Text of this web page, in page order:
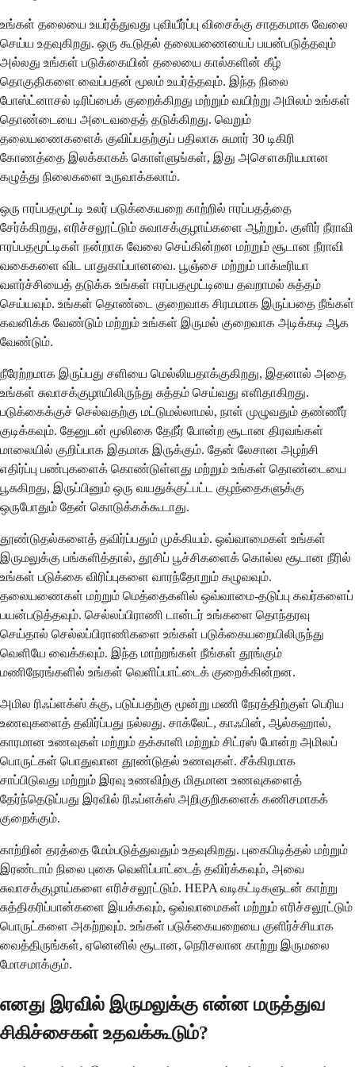
உங்கள் தலையை உயர்த்துவது புவியீர்ப்பு விசைக்கு சாதகமாக வேலை
செய்ய உதவுகிறது. ஒரு கூடுதல் தலையணையைப் பயன்படுத்தவும்
அல்லது உங்கள் படுக்கையின் தலையை கால்களின் கீழ்
தொகுதிகளை வைப்பதன் மூலம் உயர்த்தவும். இந்த நிலை
போஸ்ட்னாசல் டிரிப்பைக் குறைக்கிறது மற்றும் வயிற்று அமிலம் உங்கள்
தொண்டையை அடைவதைத் தடுக்கிறது. வெறும்
தலையணைகளைக் குவிப்பதற்குப் பதிலாக சுமார் 30 டிகிரி
கோணத்தை இலக்காகக் கொள்ளுங்கள், இது அசௌகரியமான
கழுத்து நிலைகளை உருவாக்கலாம்.
ஒரு ஈரப்பதமூட்டி உலர் படுக்கையறை காற்றில் ஈரப்பதத்தை
சேர்க்கிறது, எரிச்சலூட்டும் சுவாசக்குழாய்களை ஆற்றும். குளிர் நீராவி
ஈரப்பதமூட்டிகள் நன்றாக வேலை செய்கின்றன மற்றும் சூடான நீராவி
வகைகளை விட பாதுகாப்பானவை. பூஞ்சை மற்றும் பாக்டீரியா
வளர்ச்சியைத் தடுக்க உங்கள் ஈரப்பதமூட்டியை தவறாமல் சுத்தம்
செய்யவும். உங்கள் தொண்டை குறைவாக சிரமமாக இருப்பதை நீங்கள்
கவனிக்க வேண்டும் மற்றும் உங்கள் இருமல் குறைவாக அடிக்கடி ஆக
வேண்டும்.
நீரேற்றமாக இருப்பது சளியை மெல்லியதாக்குகிறது, இதனால் அதை
உங்கள் சுவாசக்குழாயிலிருந்து சுத்தம் செய்வது எளிதாகிறது.
படுக்கைக்குச் செல்வதற்கு மட்டுமல்லாமல், நாள் முழுவதும் தண்ணீர்
குடிக்கவும். தேனுடன் மூலிகை தேநீர் போன்ற சூடான திரவங்கள்
மாலையில் குறிப்பாக இதமாக இருக்கும். தேன் லேசான அழற்சி
எதிர்ப்பு பண்புகளைக் கொண்டுள்ளது மற்றும் உங்கள் தொண்டையை
பூசுகிறது, இருப்பினும் ஒரு வயதுக்குட்பட்ட குழந்தைகளுக்கு
ஒருபோதும் தேன் கொடுக்கக்கூடாது.
தூண்டுதல்களைத் தவிர்ப்பதும் முக்கியம். ஒவ்வாமைகள் உங்கள்
இருமலுக்கு பங்களித்தால், தூசிப் பூச்சிகளைக் கொல்ல சூடான நீரில்
உங்கள் படுக்கை விரிப்புகளை வாரந்தோறும் கழுவவும்.
தலையணைகள் மற்றும் மெத்தைகளில் ஒவ்வாமை-தடுப்பு கவர்களைப்
பயன்படுத்தவும். செல்லப்பிராணி டான்டர் உங்களை தொந்தரவு
செய்தால் செல்லப்பிராணிகளை உங்கள் படுக்கையறையிலிருந்து
வெளியே வைக்கவும். இந்த மாற்றங்கள் நீங்கள் தூங்கும்
மணிநேரங்களில் உங்கள் வெளிப்பாட்டைக் குறைக்கின்றன.
அமில ரிஃப்ளக்ஸ் க்கு, படுப்பதற்கு மூன்று மணி நேரத்திற்குள் பெரிய
உணவுகளைத் தவிர்ப்பது நல்லது. சாக்லேட், காஃபின், ஆல்கஹால்,
காரமான உணவுகள் மற்றும் தக்காளி மற்றும் சிட்ரஸ் போன்ற அமிலப்
பொருட்கள் பொதுவான தூண்டுதல் உணவுகள். சீக்கிரமாக
சாப்பிடுவது மற்றும் இரவு உணவிற்கு மிதமான உணவுகளைத்
தேர்ந்தெடுப்பது இரவில் ரிஃப்ளக்ஸ் அறிகுறிகளைக் கணிசமாகக்
குறைக்கும்.
காற்றின் தரத்தை மேம்படுத்துவதும் உதவுகிறது. புகைபிடித்தல் மற்றும்
இரண்டாம் நிலை புகை வெளிப்பாட்டைத் தவிர்க்கவும், அவை
சுவாசக்குழாய்களை எரிச்சலூட்டும். HEPA வடிகட்டிகளுடன் காற்று
சுத்திகரிப்பான்களை இயக்கவும், ஒவ்வாமைகள் மற்றும் எரிச்சலூட்டும்
பொருட்களை அகற்றவும். உங்கள் படுக்கையறையை குளிர்ச்சியாக
வைத்திருங்கள், ஏனெனில் சூடான, நெரிசலான காற்று இருமலை
மோசமாக்கும்.
எனது இரவில் இருமலுக்கு என்ன மருத்துவ
சிகிச்சைகள் உதவக்கூடும்?